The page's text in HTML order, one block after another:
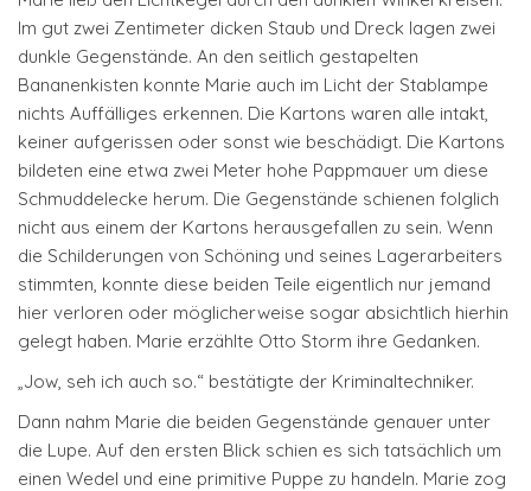
Im gut zwei Zentimeter dicken Staub und Dreck lagen zwei
dunkle Gegenstände. An den seitlich gestapelten
Bananenkisten konnte Marie auch im Licht der Stablampe
nichts Auffälliges erkennen. Die Kartons waren alle intakt,
keiner aufgerissen oder sonst wie beschädigt. Die Kartons
bildeten eine etwa zwei Meter hohe Pappmauer um diese
Schmuddelecke herum. Die Gegenstände schienen folglich
nicht aus einem der Kartons herausgefallen zu sein. Wenn
die Schilderungen von Schöning und seines Lagerarbeiters
stimmten, konnte diese beiden Teile eigentlich nur jemand
hier verloren oder möglicherweise sogar absichtlich hierhin
gelegt haben. Marie erzählte Otto Storm ihre Gedanken.
„Jow, seh ich auch so.“ bestätigte der Kriminaltechniker.
Dann nahm Marie die beiden Gegenstände genauer unter
die Lupe. Auf den ersten Blick schien es sich tatsächlich um
einen Wedel und eine primitive Puppe zu handeln. Marie zog